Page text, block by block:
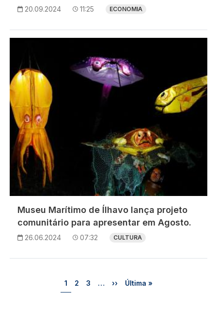
20.09.2024 11:25 ECONOMIA
Museu Marítimo de Ílhavo lança projeto
comunitário para apresentar em Agosto.
26.06.2024 07:32 CULTURA
Página
1 Página
2 Página
3 … Próxima página
›› Última página
Última »